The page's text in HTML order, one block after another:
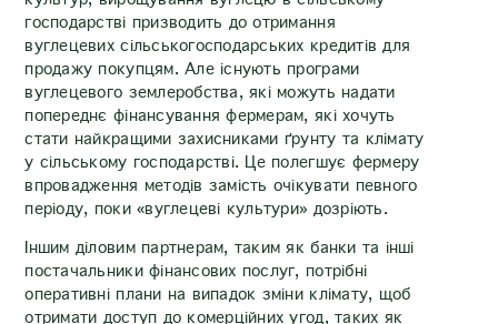
господарстві призводить до отримання
вуглецевих сільськогосподарських кредитів для
продажу покупцям. Але існують програми
вуглецевого землеробства, які можуть надати
попереднє фінансування фермерам, які хочуть
стати найкращими захисниками ґрунту та клімату
у сільському господарстві. Це полегшує фермеру
впровадження методів замість очікувати певного
періоду, поки «вуглецеві культури» дозріють.
Іншим діловим партнерам, таким як банки та інші
постачальники фінансових послуг, потрібні
оперативні плани на випадок зміни клімату, щоб
отримати доступ до комерційних угод, таких як